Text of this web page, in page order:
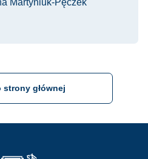
Martyniuk-Pęczek
strony głównej